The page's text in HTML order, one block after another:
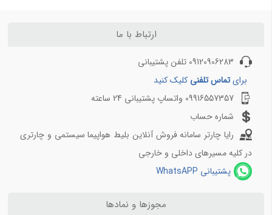
25,111
دالامان
31,291
قندهار
16,713
ارتباط با ما
09120906283 تلفن پشتیبانی
برایتماس تلفنی کلیک کنید
09916557357 واتساپ پشتیبانی 24 ساعته
شماره حساب
رایا چارتر سامانه فروش آنلاین بلیط هواپیما سیستمی و چارتری
در کلیه مسیرهای داخلی و خارجی
پشتیبانی WhatsAPP
مجوزها و نمادها